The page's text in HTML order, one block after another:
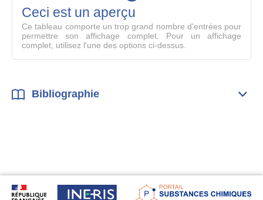
Ceci est un aperçu
Ce tableau comporte un trop grand nombre d'entrées pour
permettre son affichage complet. Pour un affichage
complet, utilisez l'une des options ci-dessus.
Bibliographie